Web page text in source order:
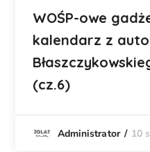
WOŚP-owe
kalendarz z
(cz.6)
Administrator 10